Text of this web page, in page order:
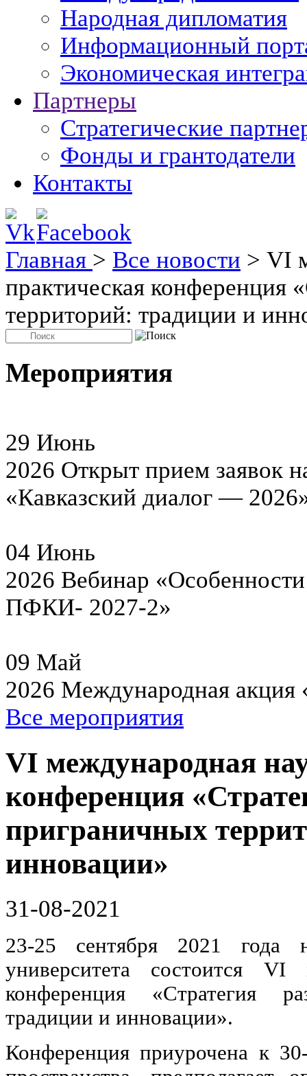
Народная дипломатия
Информационный
Экономическая
Партнеры
Стратегические
Фонды и грантодатели
Контакты
Главная > Все новости > VI
практическая конференция
территорий: традиции и
Мероприятия
29 Июнь
2026 Открыт прием заявок
«Кавказский диалог —
04 Июнь
2026 Вебинар
ПФКИ- 2027-2»
09 Май
2026 Международная
Все мероприятия
VI международная
конференция
приграничных
инновации»
31-08-2021
23-25 сентября 2021 года
университета состоится VI
конференция «Стратегия
традиции и инновации».
Конференция приурочена к